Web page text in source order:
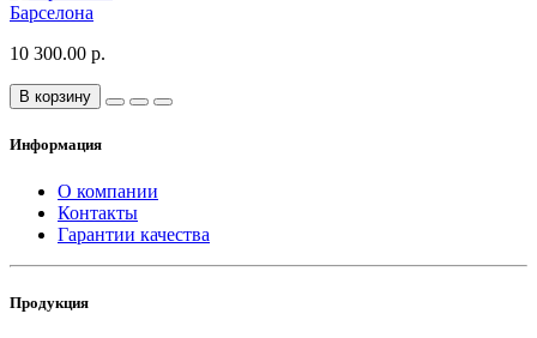
Барселона
10 300.00 р.
В корзину
Информация
О компании
Контакты
Гарантии качества
Продукция